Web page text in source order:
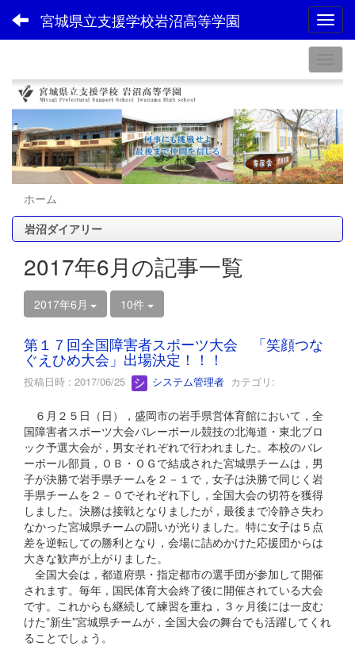
宮城県立支援学校岩沼高等学園
ホーム
岩沼ダイアリー
2017年6月の記事一覧
2017年6月 10件
第１７回全国障害者スポーツ大会 「笑顔つな
ぐえひめ大会」出場決定！！！
投稿日時 : 2017/06/25 システム管理者 カテゴリ:
６月２５日（日），盛岡市の岩手県営体育館において，全
国障害者スポーツ大会バレーボール競技の北海道・東北ブロ
ック予選大会が，男女それぞれで行われました。本校のバレ
ーボール部員，ＯＢ・ＯＧで結成された宮城県チームは，男
子が決勝で岩手県チームを２－１で，女子は決勝で同じく岩
手県チームを２－０でそれぞれ下し，全国大会の切符を獲得
しました。決勝は接戦となりましたが，最後まで冷静さ失わ
なかった宮城県チームの闘いが光りました。特に女子は５点
差を逆転しての勝利となり，会場に詰めかけた応援団からは
大きな歓声が上がりました。
全国大会は，都道府県・指定都市の選手団が参加して開催
されます。毎年，国民体育大会終了後に開催されている大会
です。これからも継続して練習を重ね，３ヶ月後には一皮む
けた”新生”宮城県チームが，全国大会の舞台でも活躍してくれ
ることでしょう。